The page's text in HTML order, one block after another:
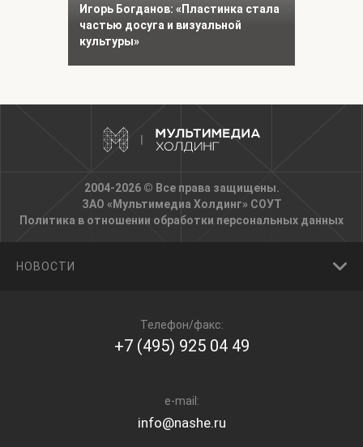
Игорь Богданов: «Пластинка стала
частью досуга и визуальной
культуры»
2004-2026 © Все права защищены.
ЗАО «Мультимедиа Холдинг» СОУТ
Политика в отношении обработки персональных данных
НОВОСТИ
Телефон/факс:
+7 (495) 925 04 49
e-mail:
info@nashe.ru